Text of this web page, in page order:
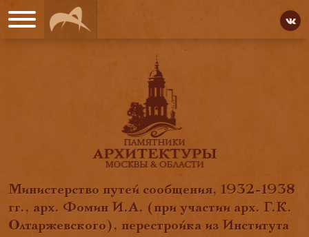
Министерство путей сообщения, 1932-1938
гг., арх. Фомин И.А. (при участии арх. Г.К.
Олтаржевского), перестройка из Института